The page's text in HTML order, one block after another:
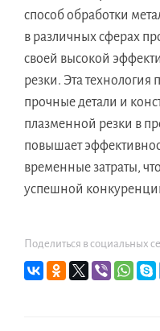
способ обработки
в различных сферах
своей высокой
резки. Эта технология
прочные детали и
плазменной резки в
повышает
временные затраты,
успешной
Поделиться в социальных